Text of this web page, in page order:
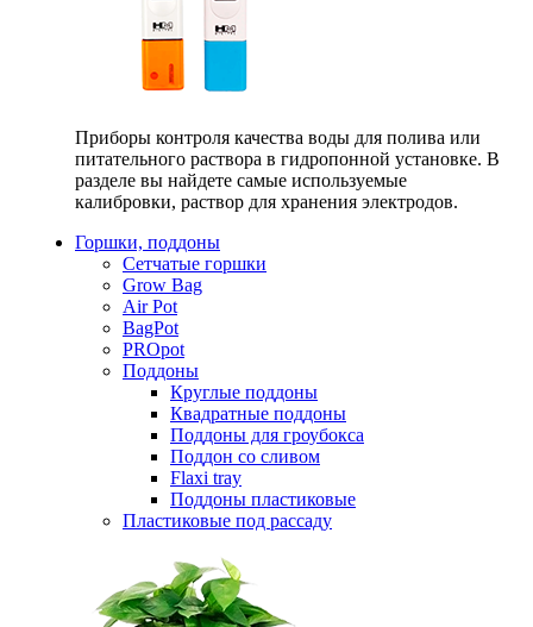
Приборы контроля качества воды для полива или
питательного раствора в гидропонной установке. В
разделе вы найдете самые используемые
калибровки, раствор для хранения электродов.
Горшки, поддоны
Сетчатые горшки
Grow Bag
Air Pot
BagPot
PROpot
Поддоны
Круглые поддоны
Квадратные поддоны
Поддоны для гроубокса
Поддон со сливом
Flaxi tray
Поддоны пластиковые
Пластиковые под рассаду